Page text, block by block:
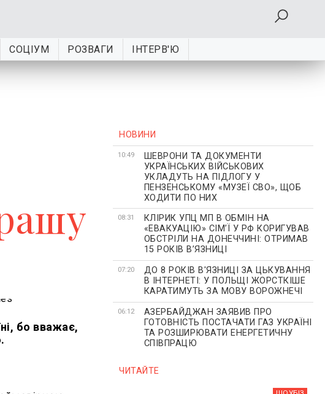
СОЦІУМ РОЗВАГИ ІНТЕРВ'Ю
бо вважає,
НОВИНИ
10:49
ШЕВРОНИ ТА ДОКУМЕНТИ
УКРАЇНСЬКИХ ВІЙСЬКОВИХ
УКЛАДУТЬ НА ПІДЛОГУ У
ПЕНЗЕНСЬКОМУ «МУЗЕЇ СВО», ЩОБ
ХОДИТИ ПО НИХ
08:31
КЛІРИК УПЦ МП В ОБМІН НА
«ЕВАКУАЦІЮ» СІМʼЇ У РФ КОРИГУВАВ
ОБСТРІЛИ НА ДОНЕЧЧИНІ: ОТРИМАВ
15 РОКІВ ВʼЯЗНИЦІ
07:20
ДО 8 РОКІВ В'ЯЗНИЦІ ЗА ЦЬКУВАННЯ
В ІНТЕРНЕТІ: У ПОЛЬЩІ ЖОРСТКІШЕ
КАРАТИМУТЬ ЗА МОВУ ВОРОЖНЕЧІ
06:12
АЗЕРБАЙДЖАН ЗАЯВИВ ПРО
ГОТОВНІСТЬ ПОСТАЧАТИ ГАЗ УКРАЇНІ
ТА РОЗШИРЮВАТИ ЕНЕРГЕТИЧНУ
СПІВПРАЦЮ
ЧИТАЙТЕ